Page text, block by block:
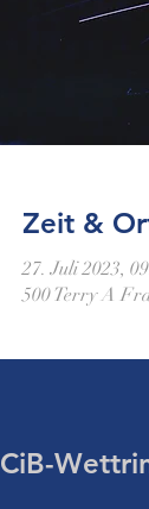
Zeit &
27. Juli 2023,
500 Terry A
CiB-